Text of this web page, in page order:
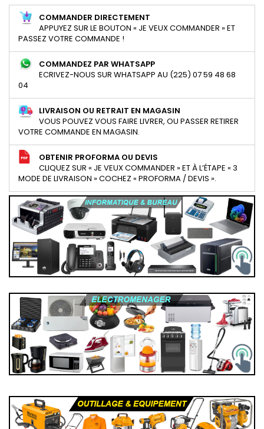
COMMANDER DIRECTEMENT
APPUYEZ SUR LE BOUTON « JE VEUX COMMANDER » ET
PASSEZ VOTRE COMMANDE !
COMMANDEZ PAR WHATSAPP
ECRIVEZ-NOUS SUR WHATSAPP AU (225) 07 59 48 68
04
LIVRAISON OU RETRAIT EN MAGASIN
VOUS POUVEZ VOUS FAIRE LIVRER, OU PASSER RETIRER
VOTRE COMMANDE EN MAGASIN.
OBTENIR PROFORMA OU DEVIS
CLIQUEZ SUR « JE VEUX COMMANDER » ET À L’ÉTAPE « 3
MODE DE LIVRAISON » COCHEZ « PROFORMA / DEVIS ».